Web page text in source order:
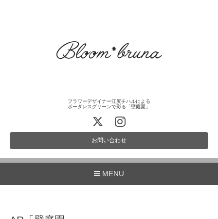
フラワーデザイナー江尻チハルによる
ボーダレスグリーンで彩る「壁庭園」
お問い合わせ
MENU